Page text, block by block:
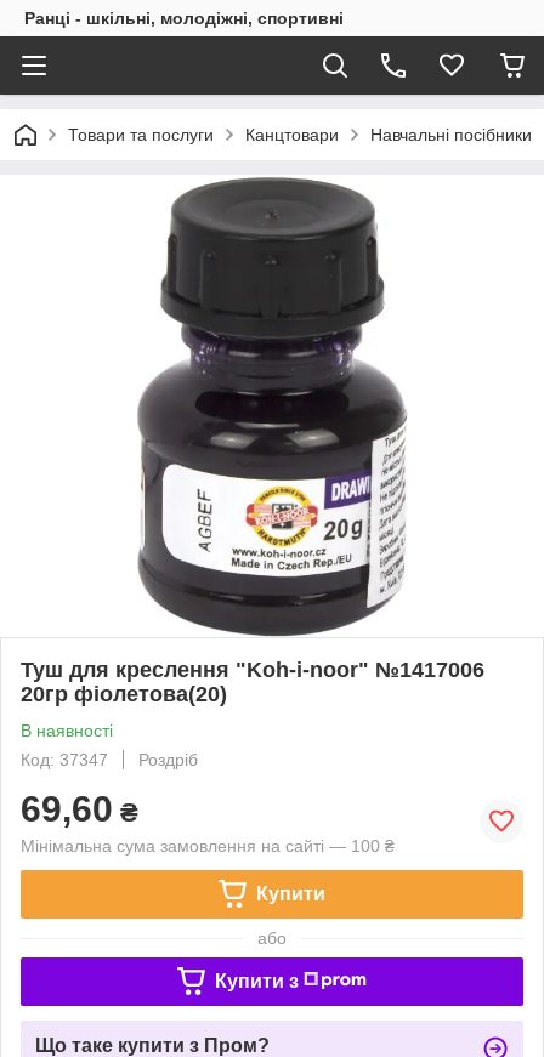
Ранці - шкільні, молодіжні, спортивні
Товари та послуги Канцтовари Навчальні посібники
Туш для креслення "Koh-i-noor" №1417006
20гр фіолетова(20)
В наявності
Код: 37347
Роздріб
69,60 ₴
Мінімальна сума замовлення на сайті — 100 ₴
Купити
або
Купити з
Що таке купити з Пром?